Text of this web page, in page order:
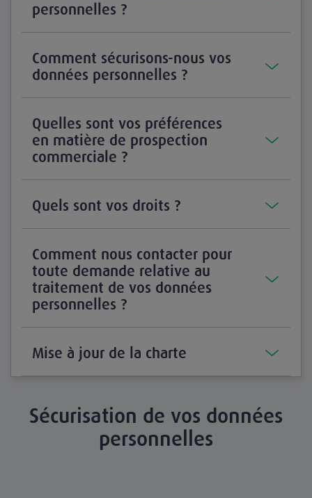
personnelles ?
Comment sécurisons-nous vos
données personnelles ?
Quelles sont vos préférences
en matière de prospection
commerciale ?
Quels sont vos droits ?
Comment nous contacter pour
toute demande relative au
traitement de vos données
personnelles ?
Mise à jour de la charte
Sécurisation de vos données
personnelles